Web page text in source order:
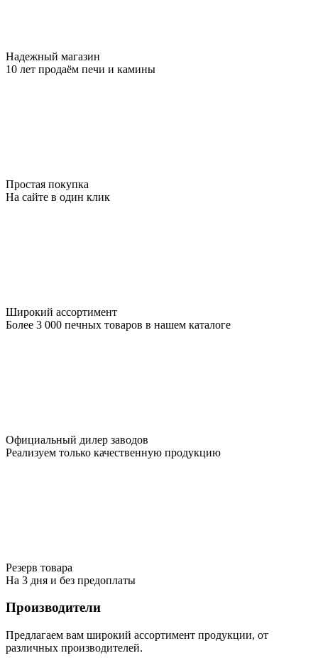
Надежный магазин
10 лет продаём печи и камины
Простая покупка
На сайте в один клик
Широкий ассортимент
Более 3 000 печных товаров в нашем каталоге
Официальный дилер заводов
Реализуем только качественную продукцию
Резерв товара
На 3 дня и без предоплаты
Производители
Предлагаем вам широкий ассортимент продукции, от
различных производителей.